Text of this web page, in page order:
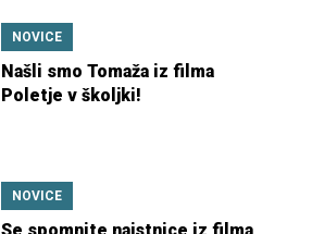
NOVICE
Našli smo Tomaža iz filma
Poletje v školjki!
NOVICE